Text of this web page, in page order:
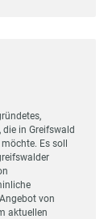
die in Greifswald
Es soll
von
aktuellen